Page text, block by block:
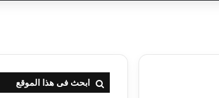
ابحث فى هذا الموقع